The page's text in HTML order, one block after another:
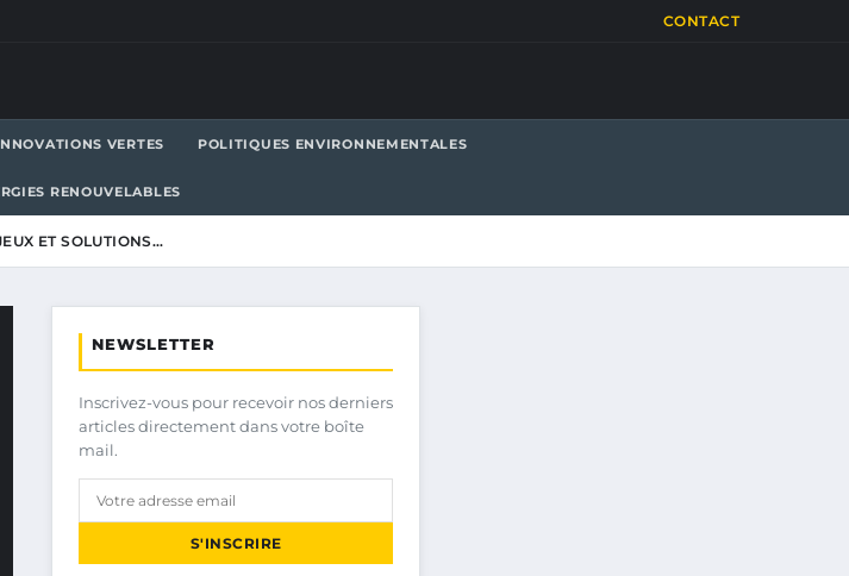
CONTACT
VERTES POLITIQUES ENVIRONNEMENTALES
RENOUVELABLES
ET SOLUTIONS…
NEWSLETTER
Inscrivez-vous pour recevoir nos derniers
articles directement dans votre boîte
mail.
S'INSCRIRE